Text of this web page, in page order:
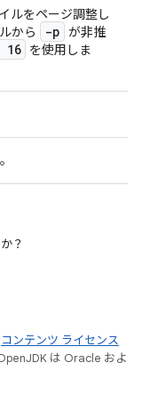
ルをページ調整し
から
-p が非推
16 を使用しま
？
コンテンツ ライセンス
は Oracle およ